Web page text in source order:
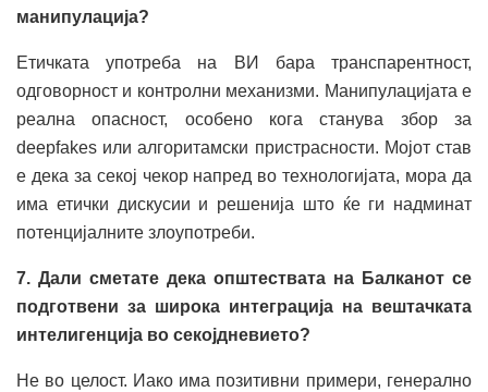
манипулација?
Етичката употреба на ВИ бара транспарентност,
одговорност и контролни механизми. Манипулацијата е
реална опасност, особено кога станува збор за
deepfakes или алгоритамски пристрасности. Мојот став
е дека за секој чекор напред во технологијата, мора да
има етички дискусии и решенија што ќе ги надминат
потенцијалните злоупотреби.
7. Дали сметате дека општествата на Балканот се
подготвени за широка интеграција на вештачката
интелигенција во секојдневието?
Не во целост. Иако има позитивни примери, генерално